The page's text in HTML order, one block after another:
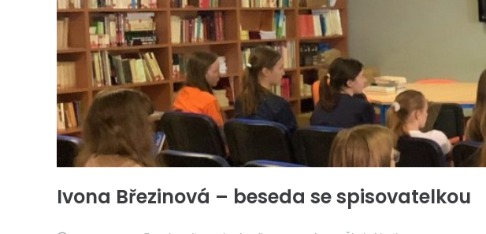
Ivona Březinová – beseda se spisovatelkou